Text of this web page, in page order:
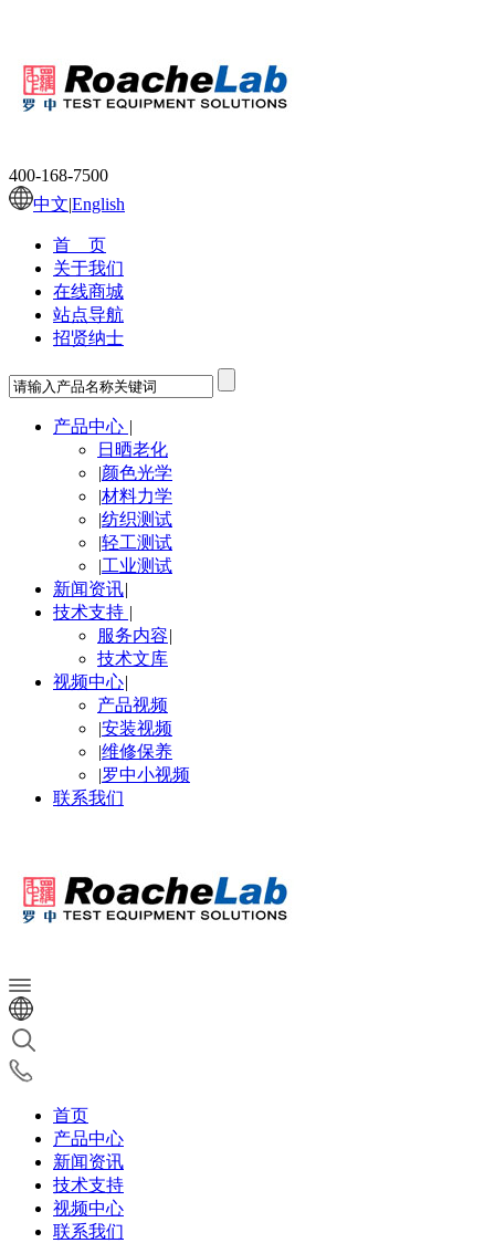
400-168-7500
中文|English
首 页
关于我们
在线商城
站点导航
招贤纳士
产品中心 |
日晒老化
|颜色光学
|材料力学
|纺织测试
|轻工测试
|工业测试
新闻资讯|
技术支持 |
服务内容|
技术文库
视频中心|
产品视频
|安装视频
|维修保养
|罗中小视频
联系我们
首页
产品中心
新闻资讯
技术支持
视频中心
联系我们